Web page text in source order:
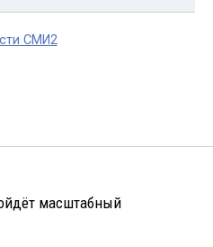
СМИ2
масштабный